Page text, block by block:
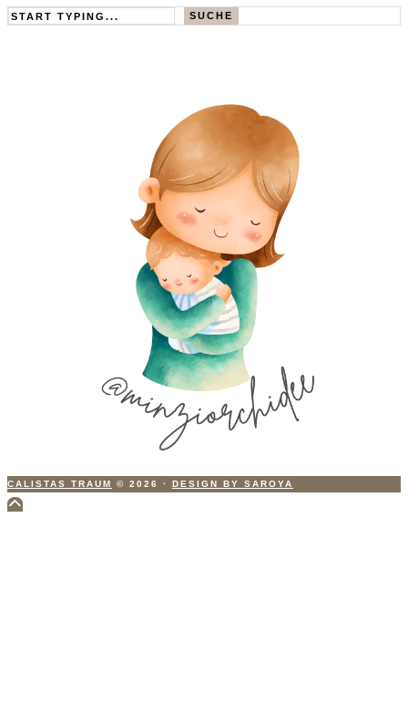
Search SUCHE
CALISTAS TRAUM © 2026 · DESIGN BY SAROYA
Scroll